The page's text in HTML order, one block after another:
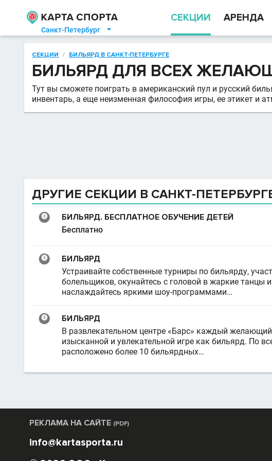
Санкт-Петербург 
СЕКЦИИ АРЕНДА
СЕКЦИИ / БИЛЬЯРД В САНКТ-ПЕТЕРБУРГЕ
БИЛЬЯРД ДЛЯ ВСЕХ
Тут вы сможете поиграть в американский пул и русский
инвентарь, а еще неизменная философия игры, ее этикет и
ДРУГИЕ СЕКЦИИ В САНКТ-
БИЛЬЯРД. БЕСПЛАТНОЕ ОБУЧЕНИЕ ДЕТЕЙ
Бесплатно
БИЛЬЯРД
Устраивайте собственные турниры по бильярду,
болельщиков, окунайтесь с головой в жаркие танцы
наслаждайтесь яркими шоу-программами…
БИЛЬЯРД
В развлекательном центре «Барс» каждый
изысканной и увлекательной игре как бильярд. По
расположено более 10 бильярдных…
РЕКЛАМА НА САЙТЕ (PDF)
info@kartasporta.ru